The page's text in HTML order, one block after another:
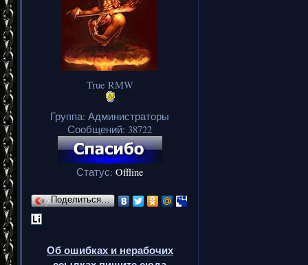
True RMW
Группа: Администраторы
Сообщений: 38722
Статус: Offline
Поделиться…
Об ошибках и нерабочих